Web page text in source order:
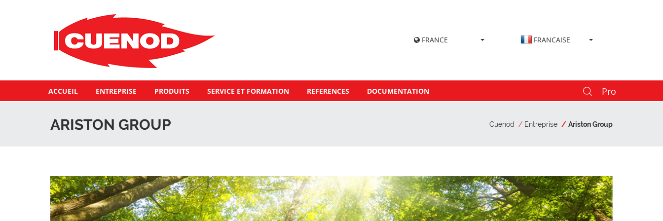
FRANCE FRANCAISE
ACCUEIL ENTREPRISE PRODUITS SERVICE ET FORMATION REFERENCES DOCUMENTATION Pro
ARISTON GROUP Cuenod Entreprise Ariston Group